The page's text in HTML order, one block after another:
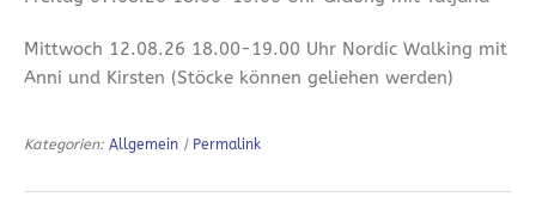
Mittwoch 12.08.26 18.00-19.00 Uhr Nordic Walking mit
Anni und Kirsten (Stöcke können geliehen werden)
Kategorien: Allgemein | Permalink